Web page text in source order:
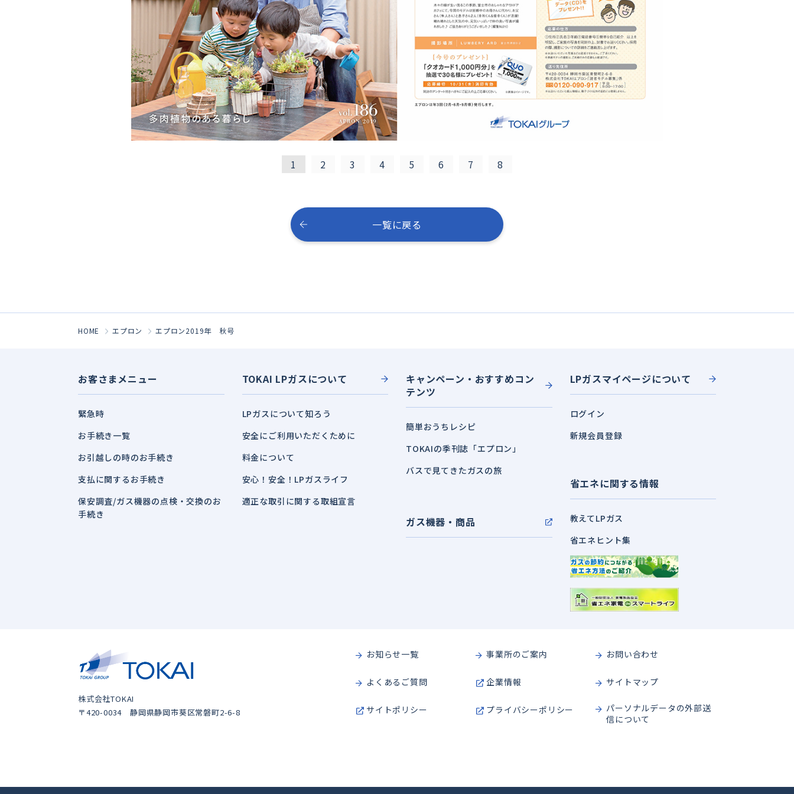
1 2 3 4 5 6 7 8
一覧に戻る
HOME エプロン エプロン2019年 秋号
お客さまメニュー
緊急時
お手続き一覧
お引越しの時のお手続き
支払に関するお手続き
保安調査/ガス機器の点検・交換のお
手続き
TOKAI LPガスについて
LPガスについて知ろう
安全にご利用いただくために
料金について
安心！安全！LPガスライフ
適正な取引に関する取組宣言
LPガスマイページについて
ログイン
新規会員登録
省エネに関する情報
教えてLPガス
省エネヒント集
キャンペーン・おすすめコン
テンツ
簡単おうちレシピ
TOKAIの季刊誌「エプロン」
バスで見てきたガスの旅
ガス機器・商品
株式会社TOKAI
〒420-0034 静岡県静岡市葵区常磐町2-6-8
お知らせ一覧 事業所のご案内 お問い合わせ
よくあるご質問 企業情報 サイトマップ
サイトポリシー プライバシーポリシー パーソナルデータの外部送
信について